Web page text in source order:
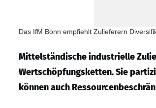
Das IfM Bonn empfiehlt Zulieferern
Mittelständische industrielle
Wertschöpfungsketten. Sie
können auch